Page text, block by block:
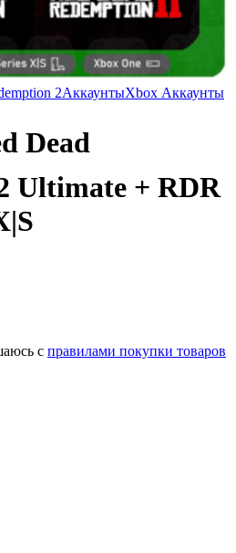
2АккаунтыXbox Аккаунты
Dead
Ultimate + RDR
с правилами покупки товаров